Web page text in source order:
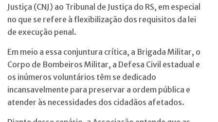
Justiça (CNJ) ao Tribunal de Justiça do RS, em especial
no que se refere à flexibilização dos requisitos da lei
de execução penal.
Em meio a essa conjuntura crítica, a Brigada Militar, o
Corpo de Bombeiros Militar, a Defesa Civil estadual e
os inúmeros voluntários têm se dedicado
incansavelmente para preservar a ordem pública e
atender às necessidades dos cidadãos afetados.